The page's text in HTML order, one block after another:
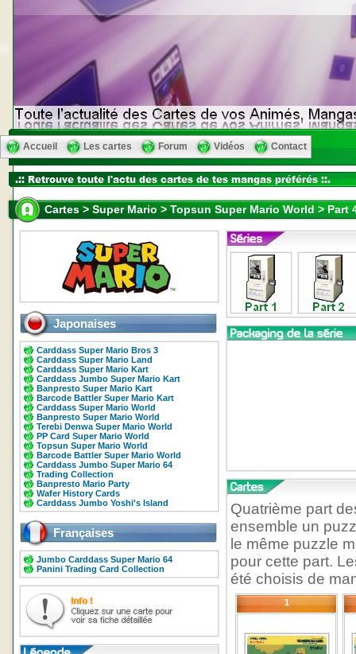
Accueil Les cartes Forum Vidéos Contact
Cartes > Super Mario > Topsun Super Mario World > Part
Japonaises
Carddass Super Mario Bros 3
Carddass Super Mario Land
Carddass Super Mario Kart
Carddass Jumbo Super Mario Kart
Banpresto Super Mario Kart
Barcode Battler Super Mario Kart
Carddass Super Mario World
Banpresto Super Mario World
Terebi Denwa Super Mario World
PP Card Super Mario World
Topsun Super Mario World
Barcode Battler Super Mario World
Carddass Jumbo Super Mario 64
Trading Collection
Banpresto Mario Party
Wafer History Cards
Carddass Jumbo Yoshi's Island
Françaises
Jumbo Carddass Super Mario 64
Panini Trading Card Collection
Quatrième part
ensemble un
le même puzzle
pour cette part.
été choisis de
1